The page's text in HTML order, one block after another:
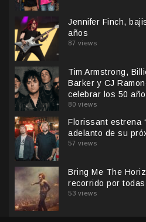
Jennifer Finch,
años
87 views
Tim Armstrong,
Barker y CJ
celebrar los 50
80 views
Florissant estrena
adelanto de su
57 views
Bring Me The
recorrido por
53 views